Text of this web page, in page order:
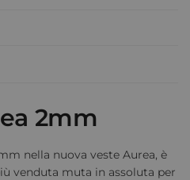
2mm
nella nuova veste Aurea, è
venduta muta in assoluta per